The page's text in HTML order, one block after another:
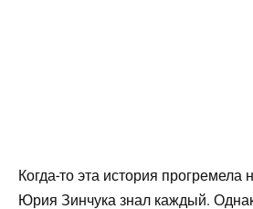
Когда-то эта история
Юрия Зинчука знал каждый.